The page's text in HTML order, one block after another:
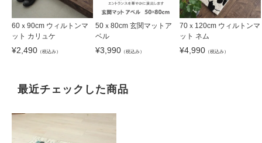
60ｘ90cm ウィルトンマ
ット カリュケ
¥2,490 （税込み）
50ｘ80cm 玄関マットア
ベル
¥3,990 （税込み）
70ｘ120cm ウィルトンマ
ット ネム
¥4,990（税込み）
最近チェックした商品